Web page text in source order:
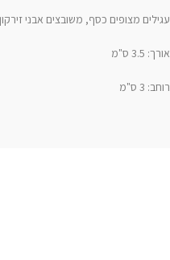
עגילים מצופים כסף, משובצים אבני
אורך: 3.5 ס"מ
רוחב: 3 ס"מ